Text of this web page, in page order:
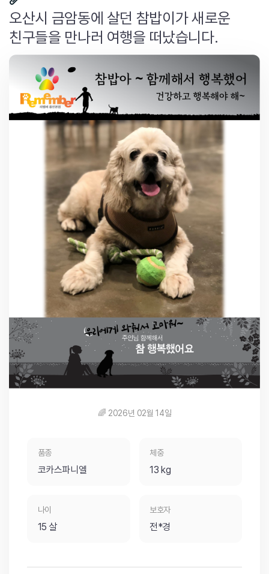
오산시 금암동에 살던 참밥이가 새로운
친구들을 만나러 여행을 떠났습니다.
🌈 2026년 02월 14일
품종
코카스파니엘
체중
13 kg
나이
15 살
보호자
전*경